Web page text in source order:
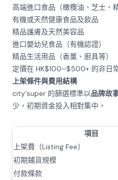
高端進口食品（橄欖油、芝士、
有機或天然健康食品及飲品
精品護膚及天然美容品
進口嬰幼兒食品（有機認證）
精品生活用品（香薰、廚具等）
定價在 HK$100–$500+ 的非日
上架條件與費用結構
city'super 的篩選標準以品牌故
少，初期資金投入相對集中。
項目
上架費（Listing Fee）
初期鋪貨規模
付款條款